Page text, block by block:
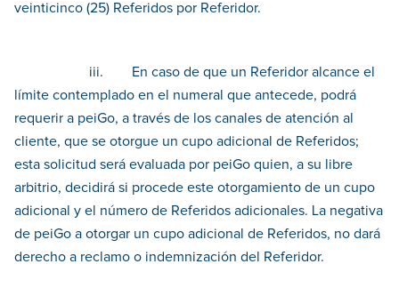
veinticinco (25) Referidos por Referidor.
iii. En caso de que un Referidor alcance el
límite contemplado en el numeral que antecede, podrá
requerir a peiGo, a través de los canales de atención al
cliente, que se otorgue un cupo adicional de Referidos;
esta solicitud será evaluada por peiGo quien, a su libre
arbitrio, decidirá si procede este otorgamiento de un cupo
adicional y el número de Referidos adicionales. La negativa
de peiGo a otorgar un cupo adicional de Referidos, no dará
derecho a reclamo o indemnización del Referidor.